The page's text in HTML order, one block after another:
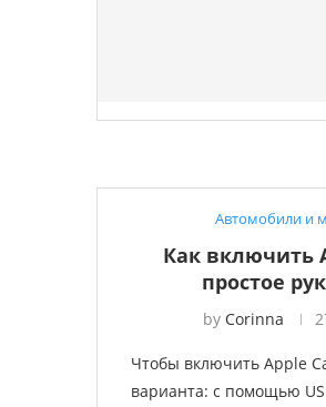
Автомобили и
Как включить
простое
by Corinna
Чтобы включить Apple
варианта: с помощью